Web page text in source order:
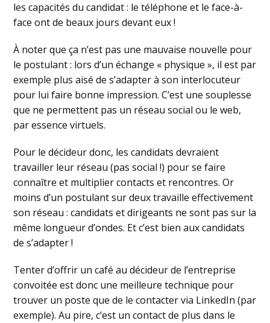
les capacités du candidat : le téléphone et le face-à-
face ont de beaux jours devant eux !
À noter que ça n’est pas une mauvaise nouvelle pour
le postulant : lors d’un échange « physique », il est par
exemple plus aisé de s’adapter à son interlocuteur
pour lui faire bonne impression. C’est une souplesse
que ne permettent pas un réseau social ou le web,
par essence virtuels.
Pour le décideur donc, les candidats devraient
travailler leur réseau (pas social !) pour se faire
connaître et multiplier contacts et rencontres. Or
moins d’un postulant sur deux travaille effectivement
son réseau : candidats et dirigeants ne sont pas sur la
même longueur d’ondes. Et c’est bien aux candidats
de s’adapter !
Tenter d’offrir un café au décideur de l’entreprise
convoitée est donc une meilleure technique pour
trouver un poste que de le contacter via LinkedIn (par
exemple). Au pire, c’est un contact de plus dans le